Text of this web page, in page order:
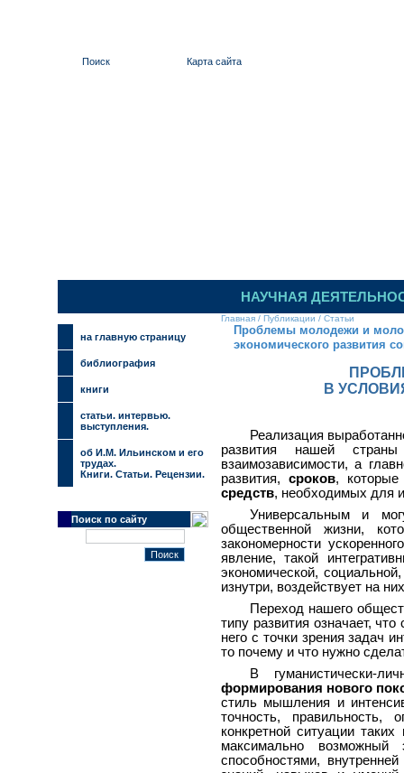
Поиск Карта сайта
НАУЧНАЯ
на главную страницу
библиография
книги
cтатьи. интервью.
выступления.
об И.М. Ильинском и его
трудах.
Книги. Статьи. Рецензии.
Поиск по сайту
Главная / Публикации / Статьи
Проблемы молодежи и
экономического развития
В
Реализация
развития нашей страны
взаимозависимости, а
развития, сроков, которые
средств, необходимых для
Универсальным и
общественной жизни,
закономерности
явление, такой
экономической,
изнутри, воздействует на
Переход нашего
типу развития означает,
него с точки зрения задач
то почему и что нужно
В гуманистически-
формирования нового
стиль мышления и
точность, правильность,
конкретной ситуации
максимально
способностями,